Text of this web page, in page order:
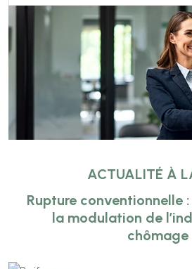
ACTUALITÉ À
Rupture conventionnelle
la modulation de
chômage